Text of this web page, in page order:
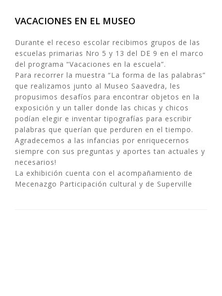
VACACIONES EN EL MUSEO
Durante el receso escolar recibimos grupos de las
escuelas primarias Nro 5 y 13 del DE 9 en el marco
del programa “Vacaciones en la escuela”.
Para recorrer la muestra “La forma de las palabras”
que realizamos junto al Museo Saavedra, les
propusimos desafíos para encontrar objetos en la
exposición y un taller donde las chicas y chicos
podían elegir e inventar tipografías para escribir
palabras que querían que perduren en el tiempo.
Agradecemos a las infancias por enriquecernos
siempre con sus preguntas y aportes tan actuales y
necesarios!
La exhibición cuenta con el acompañamiento de
Mecenazgo Participación cultural y de Superville